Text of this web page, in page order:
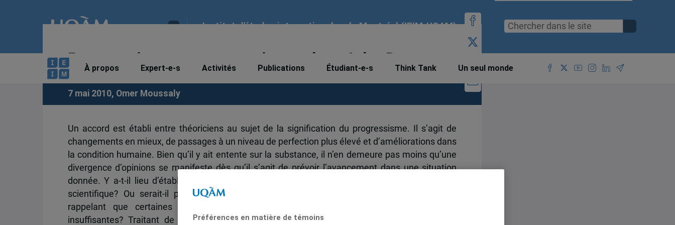
Institut d'études internationales de Montréal (IEIM-UQAM)
À propos Expert-e-s Activités Publications Étudiant-e-s Think Tank Un seul monde
Progressisme et pragmatisme chez John Dewey
7 mai 2010, Omer Moussaly
Un accord est établi entre théoriciens au sujet de la signification du progressisme. Il s’agit de
changements en mieux, de passages à un niveau de perfection plus élevé et d’améliorations dans
la condition humaine. Bien qu’il y ait entente sur la substance, il n’en demeure pas moins qu’une
divergence d’opinions se manifeste dès qu’il s’agit de prévoir l’avancement dans une situation
donnée. Y a-t-il lieu d’établir un lien de cause à effet comme il est d’usage dans le domaine
scientifique? Ou serait-il plus judicieux d’évoquer le caractère aléatoire du phénomène, en
rappelant que certaines conditions, bien qu’elles soient nécessaires, s’avèrent souvent
insuffisantes? Traitant de la question de méliorisme, John Dewey considère que les gains
Préférences en matière de témoins